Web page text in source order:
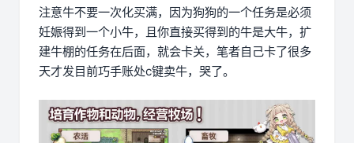
注意牛不要一次化买满，因为狗狗的一个任务是必须
妊娠得到一个小牛，且你直接买得到的牛是大牛，扩
建牛棚的任务在后面，就会卡关，笔者自己卡了很多
天才发目前巧手账处c键卖牛，哭了。